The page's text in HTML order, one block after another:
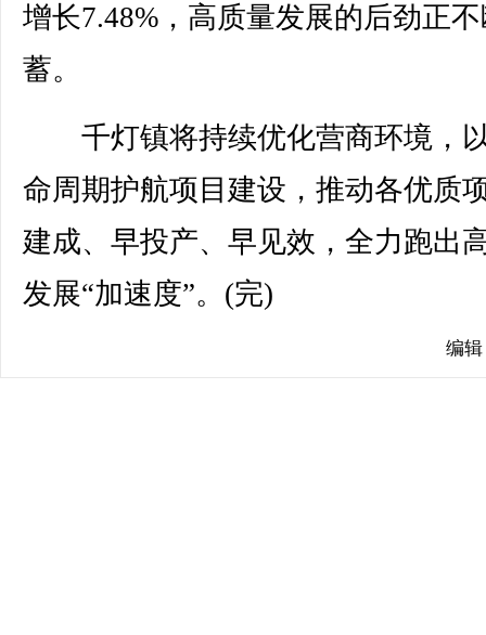
增长7.48%，高质量发展的后劲正
蓄。
千灯镇将持续优化营商环境，
命周期护航项目建设，推动各优质
建成、早投产、早见效，全力跑出
发展“加速度”。(完)
编